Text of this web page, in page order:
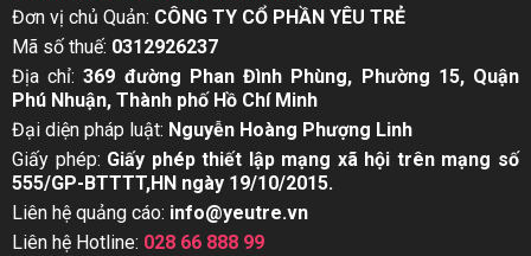
Đơn vị chủ Quản: CÔNG TY CỔ PHẦN YÊU TRẺ
Mã số thuế: 0312926237
Địa chỉ:369 đường Phan Đình Phùng, Phường 15, Quận
Phú Nhuận, Thành phố Hồ Chí Minh
Đại diện pháp luật: Nguyễn Hoàng Phượng Linh
Giấy phép: Giấy phép thiết lập mạng xã hội trên mạng số
555/GP-BTTTT,HN ngày 19/10/2015.
Liên hệ quảng cáo: info@yeutre.vn
Liên hệ Hotline: 028 66 888 99